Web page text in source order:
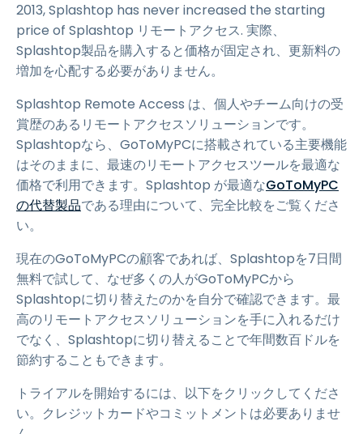
2013, Splashtop has never increased the starting
price of Splashtop リモートアクセス. 実際、
Splashtop製品を購入すると価格が固定され、更新料の
増加を心配する必要がありません。
Splashtop Remote Access は、個人やチーム向けの受
賞歴のあるリモートアクセスソリューションです。
Splashtopなら、GoToMyPCに搭載されている主要機能
はそのままに、最速のリモートアクセスツールを最適な
価格で利用できます。Splashtop が最適なGoToMyPC
の代替製品である理由について、完全比較をご覧くださ
い。
現在のGoToMyPCの顧客であれば、Splashtopを7日間
無料で試して、なぜ多くの人がGoToMyPCから
Splashtopに切り替えたのかを自分で確認できます。最
高のリモートアクセスソリューションを手に入れるだけ
でなく、Splashtopに切り替えることで年間数百ドルを
節約することもできます。
トライアルを開始するには、以下をクリックしてくださ
い。クレジットカードやコミットメントは必要ありませ